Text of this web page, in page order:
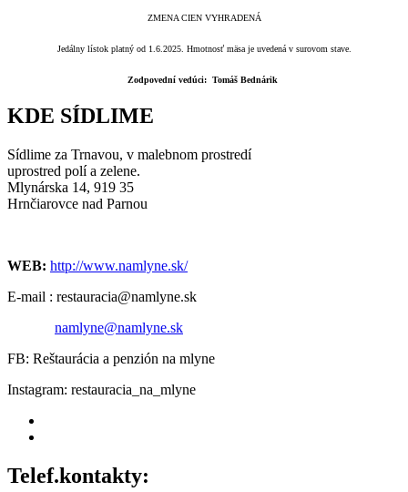
ZMENA CIEN VYHRADENÁ
Jedálny lístok platný od 1.6.2025. Hmotnosť mäsa je uvedená v surovom stave.
Zodpovední vedúci: Tomáš Bednárik
KDE SÍDLIME
Sídlime za Trnavou, v malebnom prostredí
uprostred polí a zelene.
Mlynárska 14, 919 35
Hrnčiarovce nad Parnou
WEB: http://www.namlyne.sk/
E-mail : restauracia@namlyne.sk
namlyne@namlyne.sk
FB: Reštaurácia a penzión na mlyne
Instagram: restauracia_na_mlyne
Telef.kontakty: